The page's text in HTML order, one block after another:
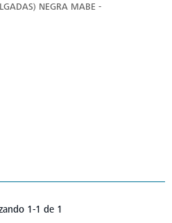
NEGRA MABE -
1-1 de 1